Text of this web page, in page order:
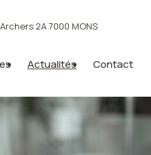
2A7000 MONS
Actualités Contact